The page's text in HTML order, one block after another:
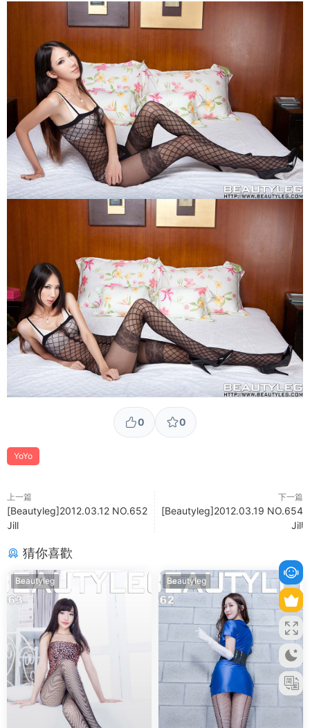
0 0
YoYo
上一篇
[Beautyleg]2012.03.12 NO.652
Jill
下一篇
[Beautyleg]2012.03.19 NO.654
Jill
猜你喜歡
Beautyleg Beautyleg